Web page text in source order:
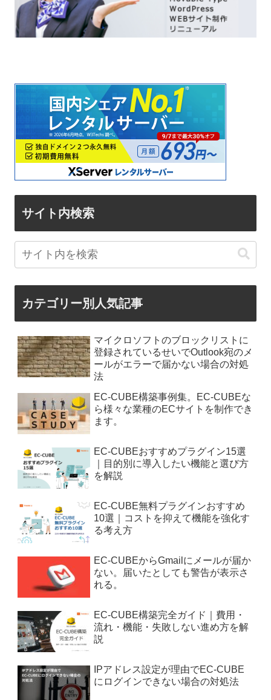
サイト内検索
カテゴリー別人気記事
マイクロソフトのブロックリストに
登録されているせいでOutlook宛のメ
ールがエラーで届かない場合の対処
法
EC-CUBE構築事例集。EC-CUBEな
ら様々な業種のECサイトを制作でき
ます。
EC-CUBEおすすめプラグイン15選
｜目的別に導入したい機能と選び方
を解説
EC-CUBE無料プラグインおすすめ
10選｜コストを抑えて機能を強化す
る考え方
EC-CUBEからGmailにメールが届か
ない。届いたとしても警告が表示さ
れる。
EC-CUBE構築完全ガイド｜費用・
流れ・機能・失敗しない進め方を解
説
IPアドレス設定が理由でEC-CUBE
にログインできない場合の対処法